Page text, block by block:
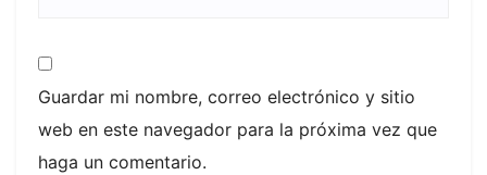
Guardar mi nombre, correo electrónico y sitio
web en este navegador para la próxima vez que
haga un comentario.